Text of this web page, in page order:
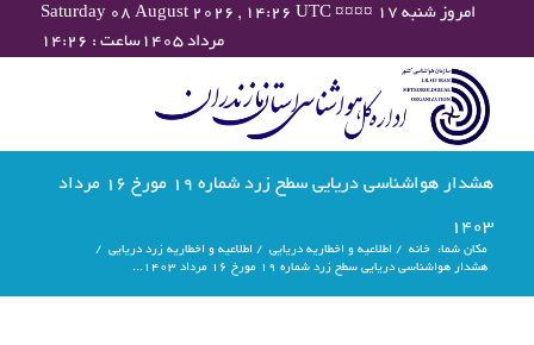
Saturday 08 August 2026 , 14:26 UTC ¤¤¤¤ امروز شنبه ۱۷
مرداد ۱۴۰۵ساعت : ۱۴:۲۶
هشدار هواشناسی دریایی سطح زرد شماره 19 مورخ 16 مرداد
1403
مکان شما: خانه / اطلاعیه و اخطاریه دریایی / اطلاعیه و اخطاریه زرد دریایی /
هشدار هواشناسی دریایی سطح زرد شماره 19 مورخ 16 مرداد 1403...